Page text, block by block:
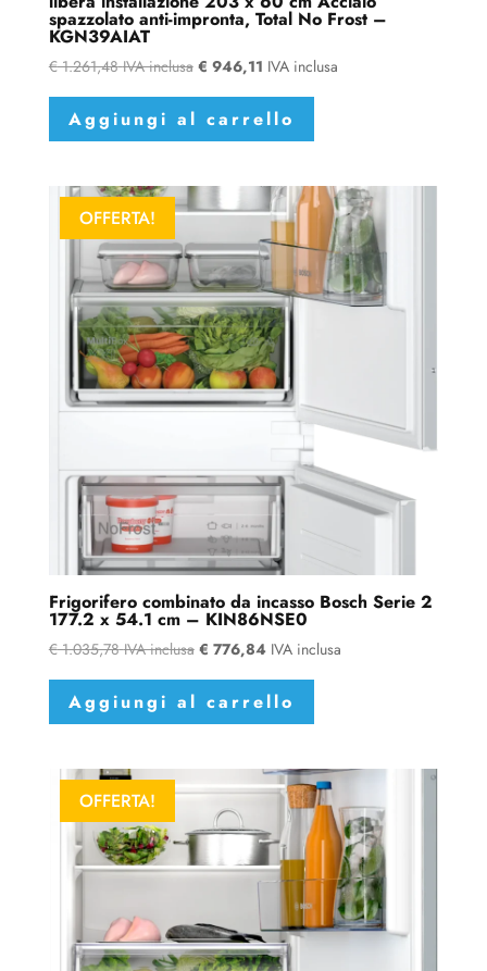
spazzolato anti-impronta, Total No Frost –
KGN39AIAT
€1.261,48 IVA inclusa € 946,11 IVA inclusa
Aggiungi al carrello
OFFERTA!
Frigorifero combinato da incasso Bosch Serie 2
177.2 x 54.1 cm – KIN86NSE0
€1.035,78 IVA inclusa € 776,84 IVA inclusa
Aggiungi al carrello
OFFERTA!